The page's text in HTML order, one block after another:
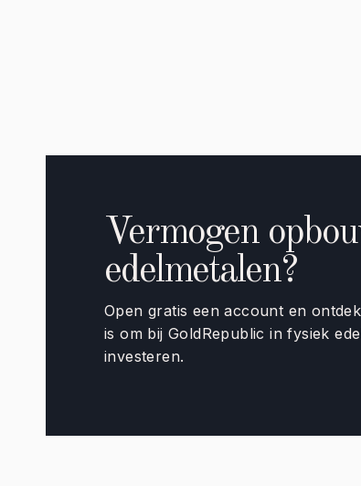
Vermogen
edelmetalen?
Open gratis een account en
is om bij GoldRepublic in fysiek
investeren.